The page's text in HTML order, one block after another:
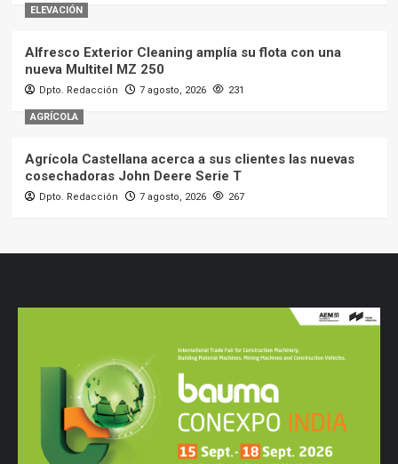
ELEVACIÓN
Alfresco Exterior Cleaning amplía su flota con una
nueva Multitel MZ 250
Dpto. Redacción 7 agosto, 2026 231
AGRÍCOLA
Agrícola Castellana acerca a sus clientes las nuevas
cosechadoras John Deere Serie T
Dpto. Redacción 7 agosto, 2026 267